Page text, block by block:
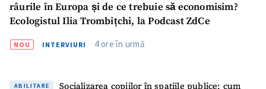
râurile în Europa și de ce trebuie să economisim?
Ecologistul Ilia Trombițchi, la Podcast ZdCe
NOU INTERVIURI 4 ore în urmă
ABILITARE
Socializarea copiilor în spațiile publice: cum